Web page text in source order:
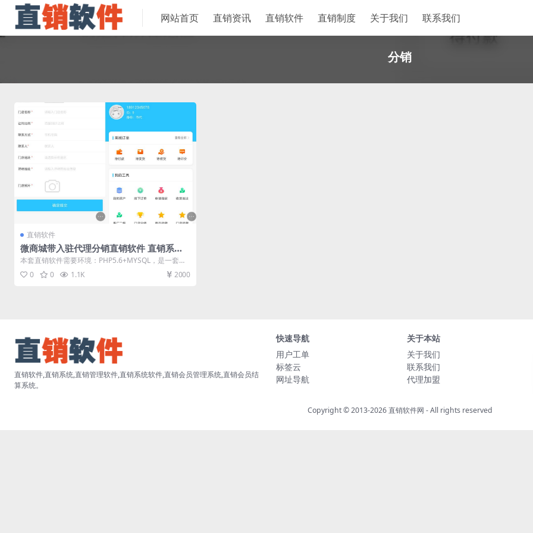
网站首页 直销资讯 直销软件 直销制度 关于我们 联系我们
分销
直销软件
微商城带入驻代理分销直销软件 直销系统
直销管理软件
本套直销软件需要环境：PHP5.6+MYSQL，是一套微
商城带入驻代理分销直销软...
0 0 1.1K 2000
直销软件,直销系统,直销管理软件,直销系统软件,直销会员管理系统,直销会员结
算系统。
快速导航
用户工单
标签云
网址导航
关于本站
关于我们
联系我们
代理加盟
Copyright © 2013-2026直销软件网 - All rights reserved